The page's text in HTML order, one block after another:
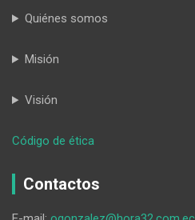
Quiénes somos
Misión
Visión
Código de ética
del
Contactos